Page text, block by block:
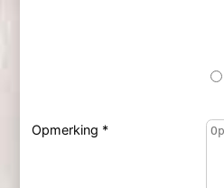
Opmerking *